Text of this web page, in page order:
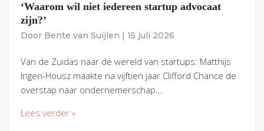
‘Waarom wil niet iedereen startup advocaat
zijn?’
Door Bente van Suijlen 15 juli 2026
Van de Zuidas naar de wereld van startups: Matthijs
Ingen-Housz maakte na vijftien jaar Clifford Chance de
overstap naar ondernemerschap…
Lees verder »